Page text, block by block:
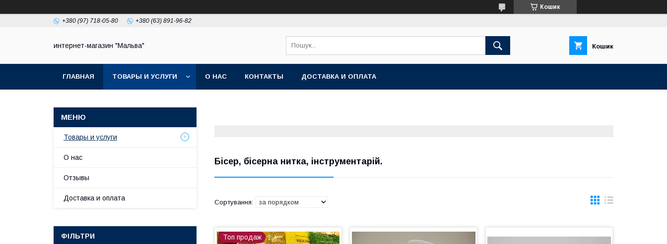
Кошик
+380 (97) 718-05-80 +380 (63) 891-96-82
интернет-магазин "Мальва" Кошик
ГЛАВНАЯ ТОВАРЫ И УСЛУГИ О НАС КОНТАКТЫ ДОСТАВКА И ОПЛАТА
Бісер, бісерна нитка, інструментарій.
Топ продаж
Товары и услуги
О нас
Отзывы
Доставка и оплата
ФІЛЬТРИ